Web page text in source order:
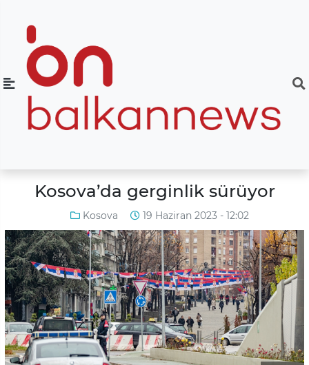
Kosova’da gerginlik sürüyor
Kosova 19 Haziran 2023 - 12:02